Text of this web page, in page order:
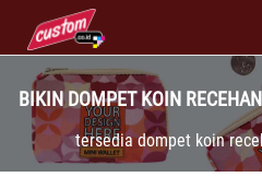
BIKIN DOMPET KOIN
tersedia dompet koin